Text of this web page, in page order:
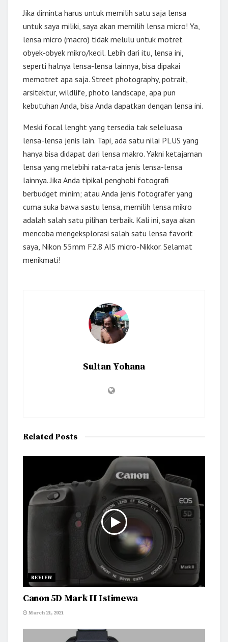
Jika diminta harus untuk memilih satu saja lensa
untuk saya miliki, saya akan memilih lensa micro! Ya,
lensa micro (macro) tidak melulu untuk motret
obyek-obyek mikro/kecil. Lebih dari itu, lensa ini,
seperti halnya lensa-lensa lainnya, bisa dipakai
memotret apa saja. Street photography, potrait,
arsitektur, wildlife, photo landscape, apa pun
kebutuhan Anda, bisa Anda dapatkan dengan lensa ini.
Meski focal lenght yang tersedia tak seleluasa
lensa-lensa jenis lain. Tapi, ada satu nilai PLUS yang
hanya bisa didapat dari lensa makro. Yakni ketajaman
lensa yang melebihi rata-rata jenis lensa-lensa
lainnya. Jika Anda tipikal penghobi fotografi
berbudget minim; atau Anda jenis fotografer yang
cuma suka bawa sastu lensa, memilih lensa mikro
adalah salah satu pilihan terbaik. Kali ini, saya akan
mencoba mengeksplorasi salah satu lensa favorit
saya, Nikon 55mm F2.8 AIS micro-Nikkor. Selamat
menikmati!
Sultan Yohana
RelatedPosts
REVIEW
Canon 5D Mark II Istimewa
March 21, 2021